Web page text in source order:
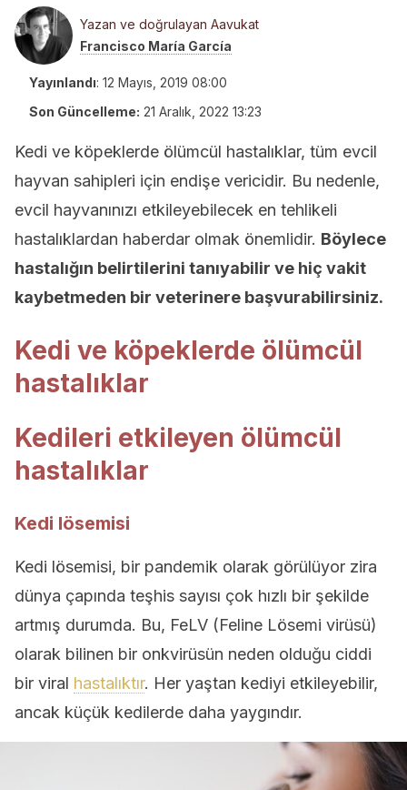
Yazan ve doğrulayan Aavukat
Francisco María García
Yayınlandı: 12 Mayıs, 2019 08:00
Son Güncelleme: 21 Aralık, 2022 13:23
Kedi ve köpeklerde ölümcül hastalıklar, tüm evcil
hayvan sahipleri için endişe vericidir. Bu nedenle,
evcil hayvanınızı etkileyebilecek en tehlikeli
hastalıklardan haberdar olmak önemlidir. Böylece
hastalığın belirtilerini tanıyabilir ve hiç vakit
kaybetmeden bir veterinere başvurabilirsiniz.
Kedi ve köpeklerde ölümcül
hastalıklar
Kedileri etkileyen ölümcül
hastalıklar
Kedi lösemisi
Kedi lösemisi, bir pandemik olarak görülüyor zira
dünya çapında teşhis sayısı çok hızlı bir şekilde
artmış durumda. Bu, FeLV (Feline Lösemi virüsü)
olarak bilinen bir onkvirüsün neden olduğu ciddi
bir viral hastalıktır. Her yaştan kediyi etkileyebilir,
ancak küçük kedilerde daha yaygındır.